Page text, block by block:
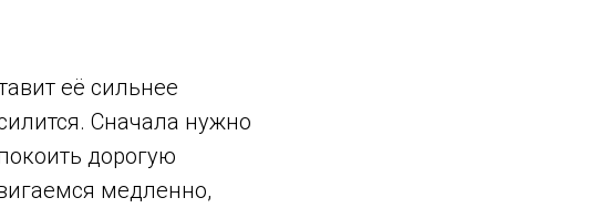
её сильнее
Сначала нужно
дорогую
медленно,